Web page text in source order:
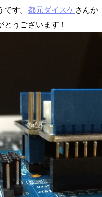
す。 都元ダイスケさんか
うございます！